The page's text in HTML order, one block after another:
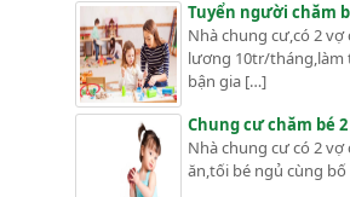
Tuyển người chăm
Nhà chung cư,có 2
lương 10tr/tháng,làm
bận gia […]
Chung cư chăm bé
Nhà chung cư có 2
ăn,tối bé ngủ cùng